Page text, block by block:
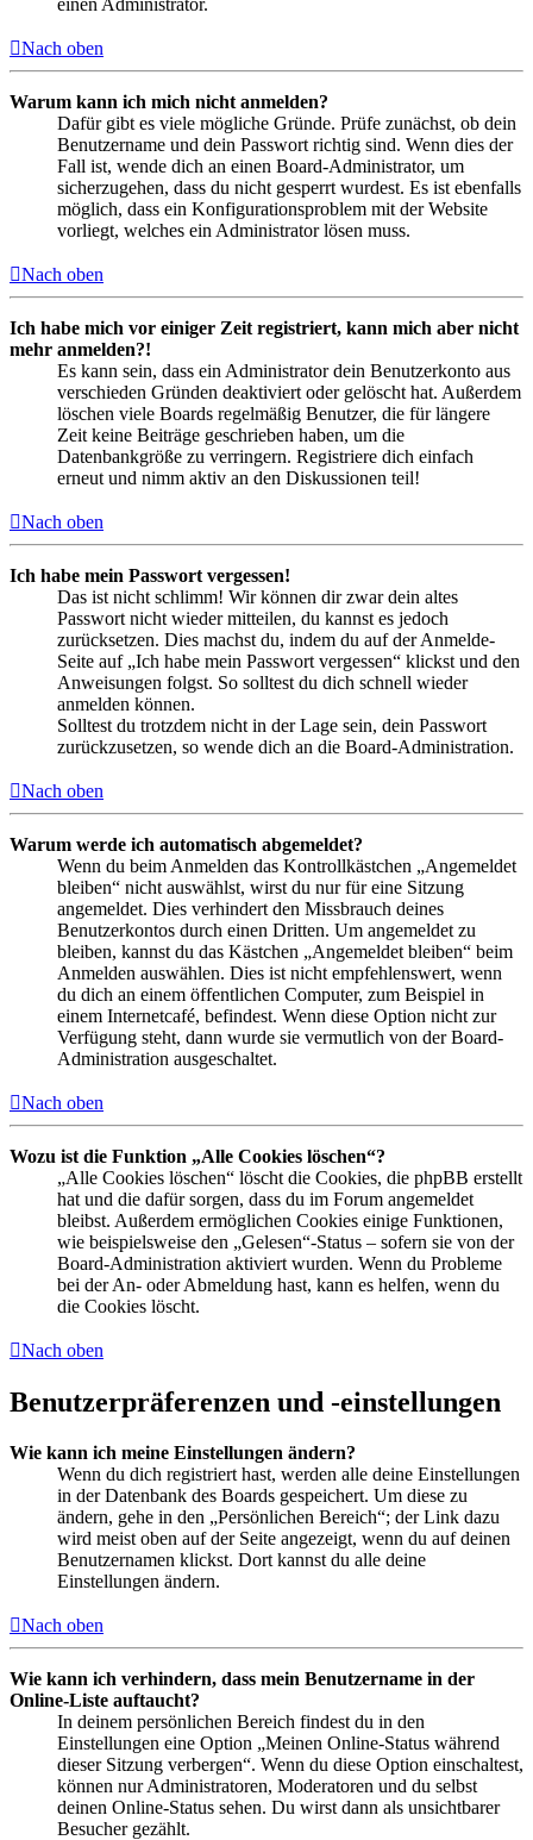
einen Administrator.
Nach oben
Warum kann ich mich nicht anmelden?
Dafür gibt es viele mögliche Gründe. Prüfe zunächst, ob dein
Benutzername und dein Passwort richtig sind. Wenn dies der
Fall ist, wende dich an einen Board-Administrator, um
sicherzugehen, dass du nicht gesperrt wurdest. Es ist ebenfalls
möglich, dass ein Konfigurationsproblem mit der Website
vorliegt, welches ein Administrator lösen muss.
Nach oben
Ich habe mich vor einiger Zeit registriert, kann mich aber nicht
mehr anmelden?!
Es kann sein, dass ein Administrator dein Benutzerkonto aus
verschieden Gründen deaktiviert oder gelöscht hat. Außerdem
löschen viele Boards regelmäßig Benutzer, die für längere
Zeit keine Beiträge geschrieben haben, um die
Datenbankgröße zu verringern. Registriere dich einfach
erneut und nimm aktiv an den Diskussionen teil!
Nach oben
Ich habe mein Passwort vergessen!
Das ist nicht schlimm! Wir können dir zwar dein altes
Passwort nicht wieder mitteilen, du kannst es jedoch
zurücksetzen. Dies machst du, indem du auf der Anmelde-
Seite auf „Ich habe mein Passwort vergessen“ klickst und den
Anweisungen folgst. So solltest du dich schnell wieder
anmelden können.
Solltest du trotzdem nicht in der Lage sein, dein Passwort
zurückzusetzen, so wende dich an die Board-Administration.
Nach oben
Warum werde ich automatisch abgemeldet?
Wenn du beim Anmelden das Kontrollkästchen „Angemeldet
bleiben“ nicht auswählst, wirst du nur für eine Sitzung
angemeldet. Dies verhindert den Missbrauch deines
Benutzerkontos durch einen Dritten. Um angemeldet zu
bleiben, kannst du das Kästchen „Angemeldet bleiben“ beim
Anmelden auswählen. Dies ist nicht empfehlenswert, wenn
du dich an einem öffentlichen Computer, zum Beispiel in
einem Internetcafé, befindest. Wenn diese Option nicht zur
Verfügung steht, dann wurde sie vermutlich von der Board-
Administration ausgeschaltet.
Nach oben
Wozu ist die Funktion „Alle Cookies löschen“?
„Alle Cookies löschen“ löscht die Cookies, die phpBB erstellt
hat und die dafür sorgen, dass du im Forum angemeldet
bleibst. Außerdem ermöglichen Cookies einige Funktionen,
wie beispielsweise den „Gelesen“-Status – sofern sie von der
Board-Administration aktiviert wurden. Wenn du Probleme
bei der An- oder Abmeldung hast, kann es helfen, wenn du
die Cookies löscht.
Nach oben
Benutzerpräferenzen und -einstellungen
Wie kann ich meine Einstellungen ändern?
Wenn du dich registriert hast, werden alle deine Einstellungen
in der Datenbank des Boards gespeichert. Um diese zu
ändern, gehe in den „Persönlichen Bereich“; der Link dazu
wird meist oben auf der Seite angezeigt, wenn du auf deinen
Benutzernamen klickst. Dort kannst du alle deine
Einstellungen ändern.
Nach oben
Wie kann ich verhindern, dass mein Benutzername in der
Online-Liste auftaucht?
In deinem persönlichen Bereich findest du in den
Einstellungen eine Option „Meinen Online-Status während
dieser Sitzung verbergen“. Wenn du diese Option einschaltest,
können nur Administratoren, Moderatoren und du selbst
deinen Online-Status sehen. Du wirst dann als unsichtbarer
Besucher gezählt.